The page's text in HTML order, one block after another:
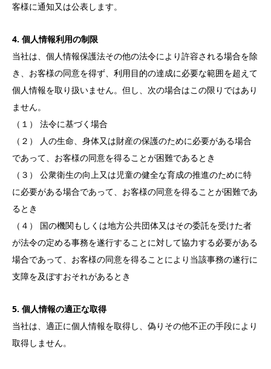
客様に通知又は公表します。
4. 個人情報利用の制限
当社は、個人情報保護法その他の法令により許容される場合を除
き、お客様の同意を得ず、利用目的の達成に必要な範囲を超えて
個人情報を取り扱いません。但し、次の場合はこの限りではあり
ません。
（１） 法令に基づく場合
（２） 人の生命、身体又は財産の保護のために必要がある場合
であって、お客様の同意を得ることが困難であるとき
（３） 公衆衛生の向上又は児童の健全な育成の推進のために特
に必要がある場合であって、お客様の同意を得ることが困難であ
るとき
（４） 国の機関もしくは地方公共団体又はその委託を受けた者
が法令の定める事務を遂行することに対して協力する必要がある
場合であって、お客様の同意を得ることにより当該事務の遂行に
支障を及ぼすおそれがあるとき
5. 個人情報の適正な取得
当社は、適正に個人情報を取得し、偽りその他不正の手段により
取得しません。